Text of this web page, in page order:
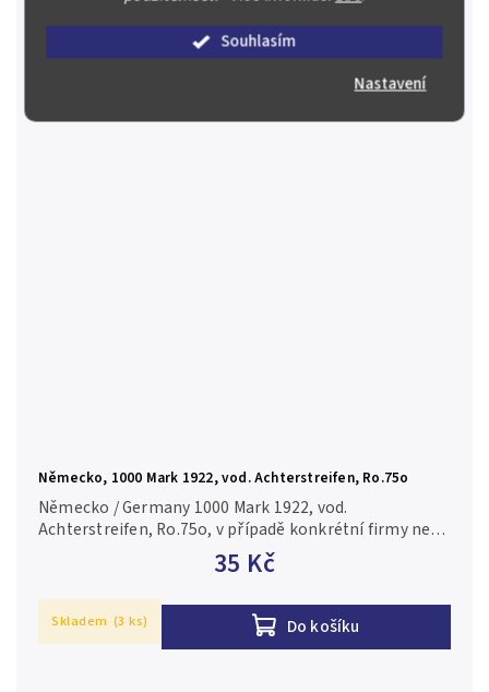
Souhlasím
Nastavení
80 Kč
Do košíku
číslovače je foto pouze ilustrační 0/AU
Německo, 1000 Mark 1922, vod. Achterstreifen, Ro.75o
35 Kč
Do košíku
Německo / Germany 1000 Mark 1922, vod.
Achterstreifen, Ro.75o, v případě konkrétní firmy nebo
číslovače je foto pouze ilustrační 1+/XF+
Skladem (3 ks)